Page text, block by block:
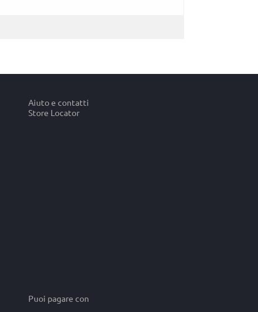
Aiuto e contatti
Store Locator
Puoi pagare con